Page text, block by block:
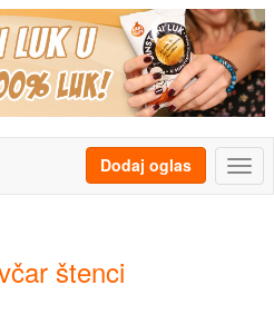
Dodaj oglas
štenci